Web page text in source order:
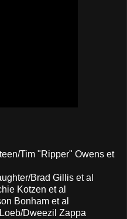
Tim "Ripper" Owens et
Brad Gillis et al
Kotzen et al
Bonham et al
Dweezil Zappa